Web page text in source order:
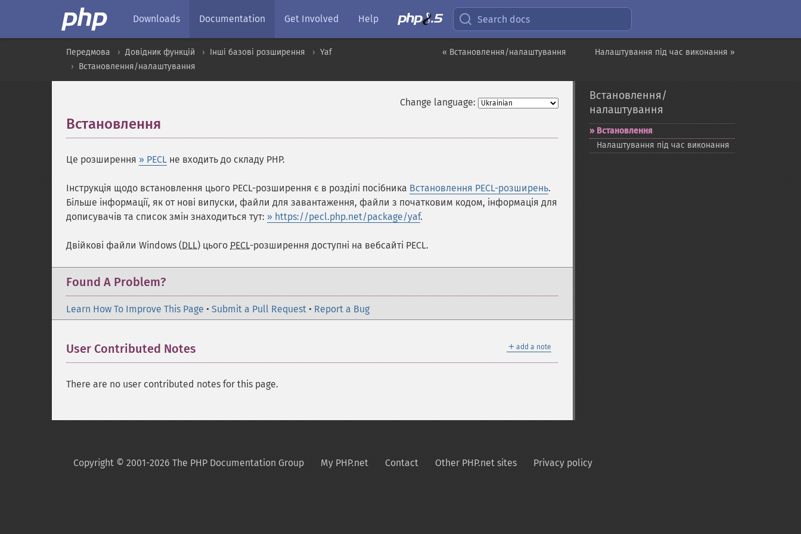
Downloads Documentation Get Involved Help Search docs
Налаштування під час виконання »
« Встановлення/налаштування
Передмова Довідник функцій Інші базові розширення
Yaf
Встановлення/налаштування
Change language:
Встановлення
Це розширення » PECL не входить до складу PHP.
Інструкція щодо встановлення цього PECL-розширення є в розділі посібника Встановлення PECL-розширень.
Більше інформації, як от нові випуски, файли для завантаження, файли з початковим кодом, інформація для
дописувачів та список змін знаходиться тут: » https://pecl.php.net/package/yaf.
Двійкові файли Windows (DLL) цього PECL-розширення доступні на вебсайті PECL.
Found A Problem?
Learn How To Improve This Page • Submit a Pull Request • Report a Bug
＋ add a note
User Contributed Notes
There are no user contributed notes for this page.
Встановлення/
налаштування
Встановлення
Налаштування під час виконання
Copyright © 2001-2026 The PHP Documentation Group My PHP.net Contact Other PHP.net sites Privacy policy